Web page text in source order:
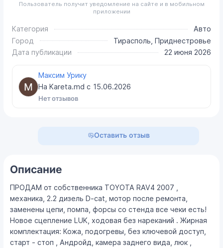
Пользователь получит уведомление на сайте и в мобильном
приложении
Категория
Авто
Город
Тирасполь, Приднестровье
Дата публикации
22 июня 2026
Максим Урику
На Kareta.md с 15.06.2026
Нет отзывов
Оставить отзыв
Описание
ПРОДАМ от собственника TOYOTA RAV4 2007 ,
механика, 2.2 дизель D-cat, мотор после ремонта,
заменены цепи, помпа, форсы со стенда все чеки есть!
Новое сцепление LUK, ходовая без нареканий . Жирная
комплектация: Кожа, подогревы, без ключевой доступ,
старт - стоп , Андройд, камера заднего вида, люк ,